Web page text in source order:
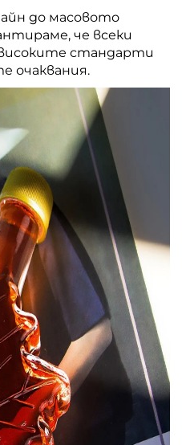
до масовото
че всеки
стандарти
очаквания.